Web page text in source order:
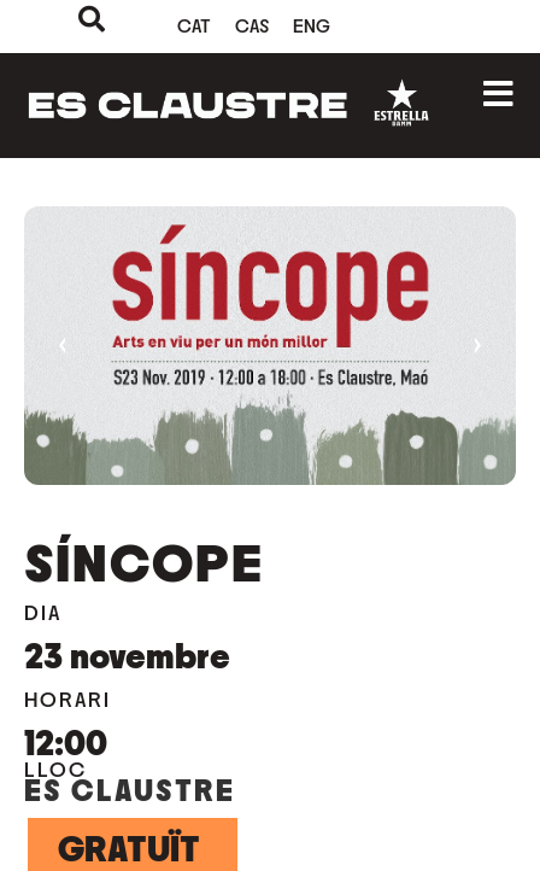
CAT CAS ENG
‹ ›
SÍNCOPE
DIA
23 novembre
HORARI
12:00
LLOC
ES CLAUSTRE
GRATUÏT